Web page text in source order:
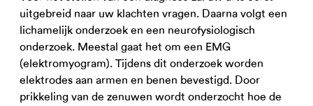
uitgebreid naar uw klachten vragen. Daarna volgt een
lichamelijk onderzoek en een neurofysiologisch
onderzoek. Meestal gaat het om een EMG
(elektromyogram). Tijdens dit onderzoek worden
elektrodes aan armen en benen bevestigd. Door
prikkeling van de zenuwen wordt onderzocht hoe de